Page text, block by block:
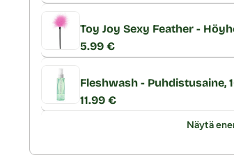
Toy Joy Sexy Feather -
5.99 €
Fleshwash - Puhdistusaine,
11.99 €
Näytä